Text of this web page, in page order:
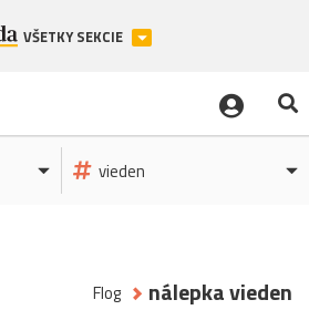
VŠETKY SEKCIE
vieden
Flog nálepka vieden